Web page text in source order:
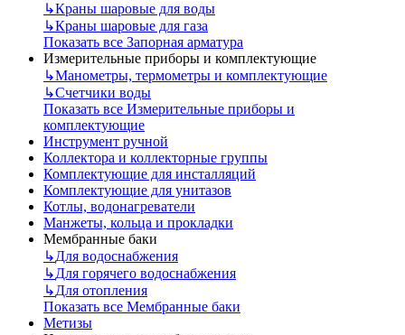
↳Краны шаровые для воды
↳Краны шаровые для газа
Показать все Запорная арматура
Измерительные приборы и комплектующие
↳Манометры, термометры и комплектующие
↳Счетчики воды
Показать все Измерительные приборы и
комплектующие
Инструмент ручной
Коллектора и коллекторные группы
Комплектующие для инсталляций
Комплектующие для унитазов
Котлы, водонагреватели
Манжеты, кольца и прокладки
Мембранные баки
↳Для водоснабжения
↳Для горячего водоснабжения
↳Для отопления
Показать все Мембранные баки
Метизы